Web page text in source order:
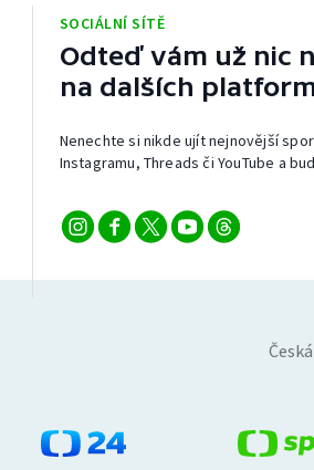
SOCIÁLNÍ SÍTĚ
Odteď vám už nic
na dalších
Nenechte si nikde ujít nejnovější
Instagramu, Threads či YouTube a